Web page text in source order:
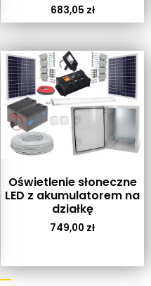
683,05 zł
Oświetlenie słoneczne
LED z akumulatorem na
działkę
749,00 zł